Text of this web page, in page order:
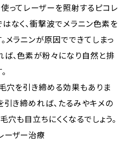
ってレーザーを照射するピコレ
なく、衝撃波でメラニン色素を
メラニンが原因でできてしまっ
、色素が粉々になり自然と排
穴を引き締める効果もありま
引き締めれば、たるみやキメの
も目立ちにくくなるでしょう。
ザー治療